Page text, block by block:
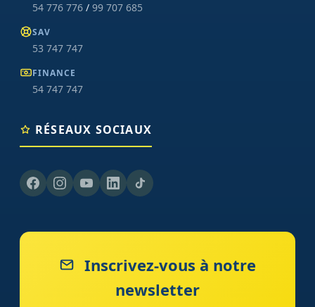
54 776 776 / 99 707 685
SAV
53 747 747
FINANCE
54 747 747
RÉSEAUX SOCIAUX
Inscrivez-vous à notre
newsletter